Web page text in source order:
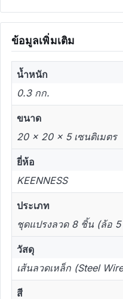
ข้อมูลเพิ่มเติม
น้ำหนัก
0.3 กก.
ขนาด
20 × 20 × 5 เซนติเมตร
ยี่ห้อ
KEENNESS
ประเภท
ชุดแปรงลวด 8 ชิ้น (ล้อ
วัสดุ
เส้นลวดเหล็ก (Steel
สี